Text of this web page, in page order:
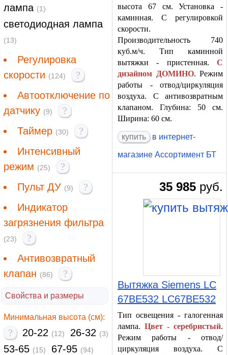
лампа (1)
светодиодная лампа
(13)
Регулировка
скорости (124)
?
Автоотключение по
датчику (9)
?
Таймер (30)
?
Интенсивный
режим (25)
?
Пульт ДУ (9)
?
Индикатор
загрязнения фильтра
(23)
?
Антивозвратный
клапан (86) ?
Свойства и размеры
Минимальная высота (см):
? 20-22 (12) 26-32 (3)
53-65 (15) 67-95 (94)
высота 67 см. Установка -
каминная. С регулировкой
скорости.
Производительность 740
куб.м/ч. Тип каминной
вытяжки - пристенная. С
дизайном ДОМИНО. Режим
работы - отвод/циркуляция
воздуха. С антивозвратным
клапаном. Глубина: 50 см.
Ширина: 60 см.
купить в интернет-
магазине Ассортимент БТ
35 985 руб.
Вытяжка Siemens LC
67BE532 LC67BE532
Тип освещения - галогенная
лампа. Цвет - серебристый.
Режим работы - отвод/
циркуляция воздуха. С